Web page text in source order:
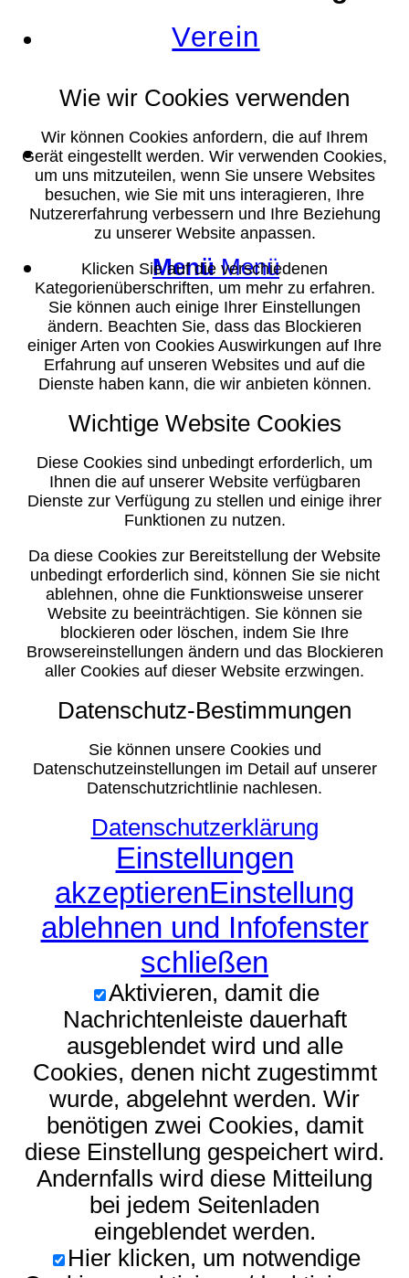
Verein
Suche
Menü Menü
Wie wir Cookies verwenden
Wir können Cookies anfordern, die auf Ihrem
Gerät eingestellt werden. Wir verwenden Cookies,
um uns mitzuteilen, wenn Sie unsere Websites
besuchen, wie Sie mit uns interagieren, Ihre
Nutzererfahrung verbessern und Ihre Beziehung
zu unserer Website anpassen.
Klicken Sie auf die verschiedenen
Kategorienüberschriften, um mehr zu erfahren.
Sie können auch einige Ihrer Einstellungen
ändern. Beachten Sie, dass das Blockieren
einiger Arten von Cookies Auswirkungen auf Ihre
Erfahrung auf unseren Websites und auf die
Dienste haben kann, die wir anbieten können.
Wichtige Website Cookies
Diese Cookies sind unbedingt erforderlich, um
Ihnen die auf unserer Website verfügbaren
Dienste zur Verfügung zu stellen und einige ihrer
Funktionen zu nutzen.
Da diese Cookies zur Bereitstellung der Website
unbedingt erforderlich sind, können Sie sie nicht
ablehnen, ohne die Funktionsweise unserer
Website zu beeinträchtigen. Sie können sie
blockieren oder löschen, indem Sie Ihre
Browsereinstellungen ändern und das Blockieren
aller Cookies auf dieser Website erzwingen.
Datenschutz-Bestimmungen
Sie können unsere Cookies und
Datenschutzeinstellungen im Detail auf unserer
Datenschutzrichtlinie nachlesen.
Datenschutzerklärung
Einstellungen
akzeptierenEinstellung
ablehnen und Infofenster
schließen
Aktivieren, damit die
Nachrichtenleiste dauerhaft
ausgeblendet wird und alle
Cookies, denen nicht zugestimmt
wurde, abgelehnt werden. Wir
benötigen zwei Cookies, damit
diese Einstellung gespeichert wird.
Andernfalls wird diese Mitteilung
bei jedem Seitenladen
eingeblendet werden.
Hier klicken, um notwendige